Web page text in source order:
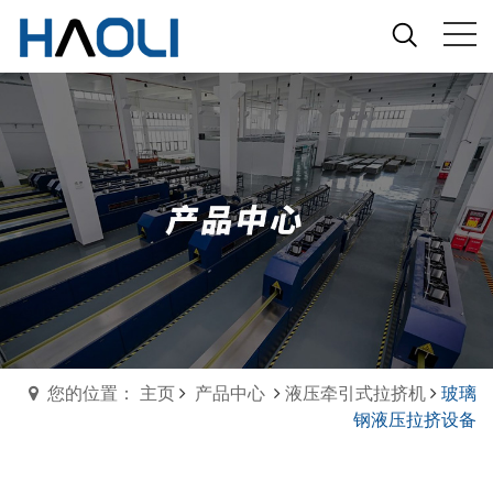
您的位置： 主页 产品中心 液压牵引式拉挤机
玻璃
钢液压拉挤设备